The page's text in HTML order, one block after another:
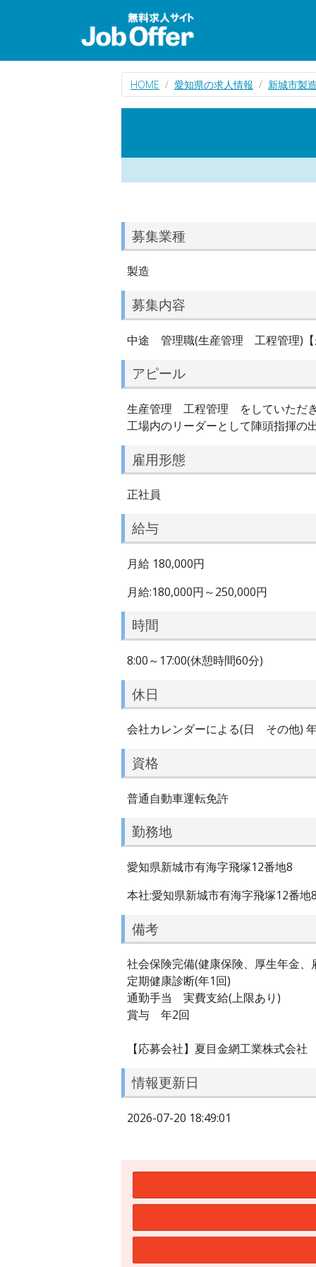
HOME 愛知県の求人情報 新城市製
募集業種
製造
募集内容
中途 管理職(生産管理 工程管理)【
アピール
生産管理 工程管理 をしていた
工場内のリーダーとして陣頭指揮の
雇用形態
正社員
給与
月給 180,000円
月給:180,000円～250,000円
時間
8:00～17:00(休憩時間60分)
休日
会社カレンダーによる(日 その他)
資格
普通自動車運転免許
勤務地
愛知県新城市有海字飛塚12番地8
本社:愛知県新城市有海字飛塚12番地
備考
社会保険完備(健康保険、厚生年金
定期健康診断(年1回)
通勤手当 実費支給(上限あり)
賞与 年2回
【応募会社】夏目金網工業株式会社
情報更新日
2026-07-20 18:49:01